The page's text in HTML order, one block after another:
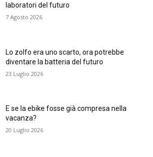
laboratori del futuro
7 Agosto 2026
Lo zolfo era uno scarto, ora potrebbe
diventare la batteria del futuro
23 Luglio 2026
E se la ebike fosse già compresa nella
vacanza?
20 Luglio 2026